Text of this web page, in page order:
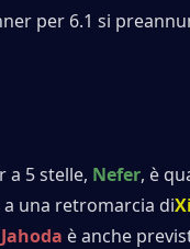
per 6.1 si
a 5 stelle, Nefer, è
una retromarcia di
Jahoda è anche